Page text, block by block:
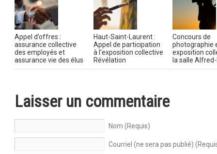
Appel d’offres :
assurance collective
des employés et
assurance vie des élus
Haut-Saint-Laurent :
Appel de participation
à l’exposition collective
Révélation
Concours de
photographie
exposition
la salle
Laisser un commentaire
Nom (Requis)
Courriel (ne sera pas publié)